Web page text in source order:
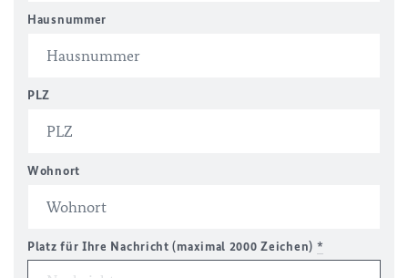
Hausnummer
PLZ
Wohnort
Platz für Ihre Nachricht (maximal 2000 Zeichen) *